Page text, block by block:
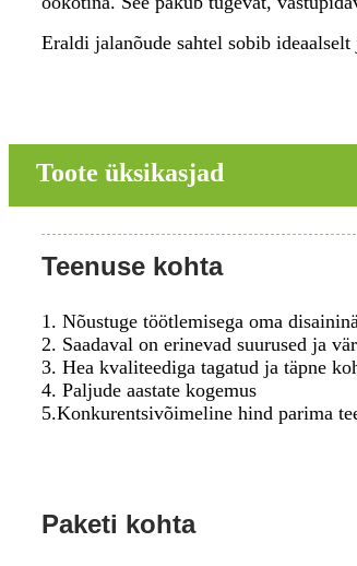
Eraldi jalanõude sahtel sobib
Toote üksikasjad
Teenuse kohta
1. Nõustuge töötlemisega oma
2. Saadaval on erinevad suurused ja
3. Hea kvaliteediga tagatud ja täpne
4. Paljude aastate kogemus
5.Konkurentsivõimeline hind parima
Paketi kohta